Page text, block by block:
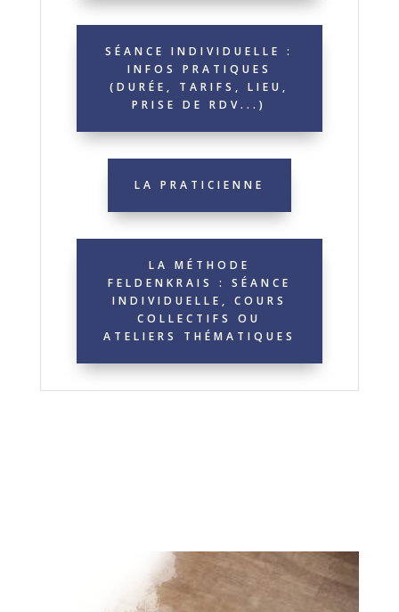
SÉANCE INDIVIDUELLE :
INFOS PRATIQUES
(DURÉE, TARIFS, LIEU,
PRISE DE RDV...)
LA PRATICIENNE
LA MÉTHODE
FELDENKRAIS : SÉANCE
INDIVIDUELLE, COURS
COLLECTIFS OU
ATELIERS THÉMATIQUES